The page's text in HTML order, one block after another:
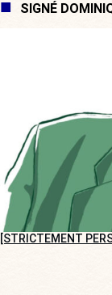
SIGNÉ
[STRICTEMENT